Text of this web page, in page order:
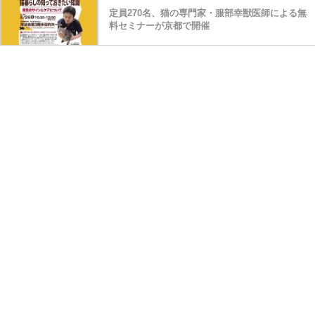
定員270名、猫の専門家・服部幸獣医師による無
料セミナーが京都で開催